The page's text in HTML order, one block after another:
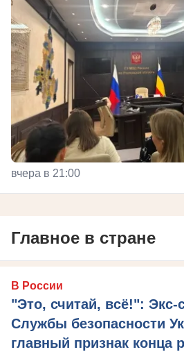
вчера в 21:00
Главное в стране
В России
"Это, считай, всё!": Экс-
Службы безопасности
главный признак конца